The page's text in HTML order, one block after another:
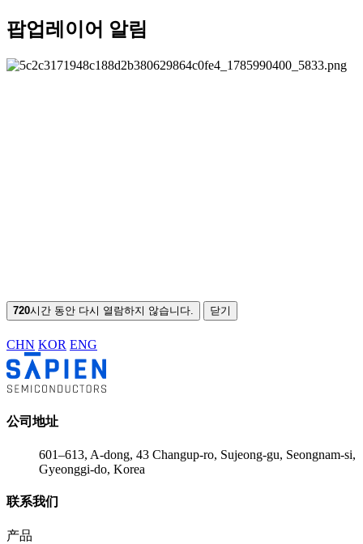
팝업레이어 알림
720시간 동안 다시 열람하지 않습니다. 닫기
CHN KOR ENG
公司地址
601–613, A-dong, 43 Changup-ro, Sujeong-gu, Seongnam-si,
Gyeonggi-do, Korea
联系我们
产品